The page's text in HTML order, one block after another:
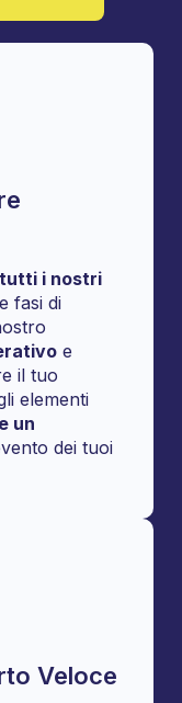
i nostri
fasi di
e
il tuo
elementi
un
dei tuoi
Veloce